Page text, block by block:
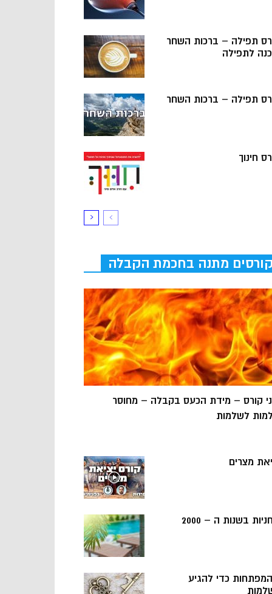
תפילה – ברכות השחר
לתפילה
תפילה – ברכות השחר
חינוך
קורסים מתנה בחכמת הקבלה
קורס – מידת הכעס בקבלה – מחוסר
לשלמות
מצרים
בשנות ה – 2000
5 המפתחות כדי להגיע